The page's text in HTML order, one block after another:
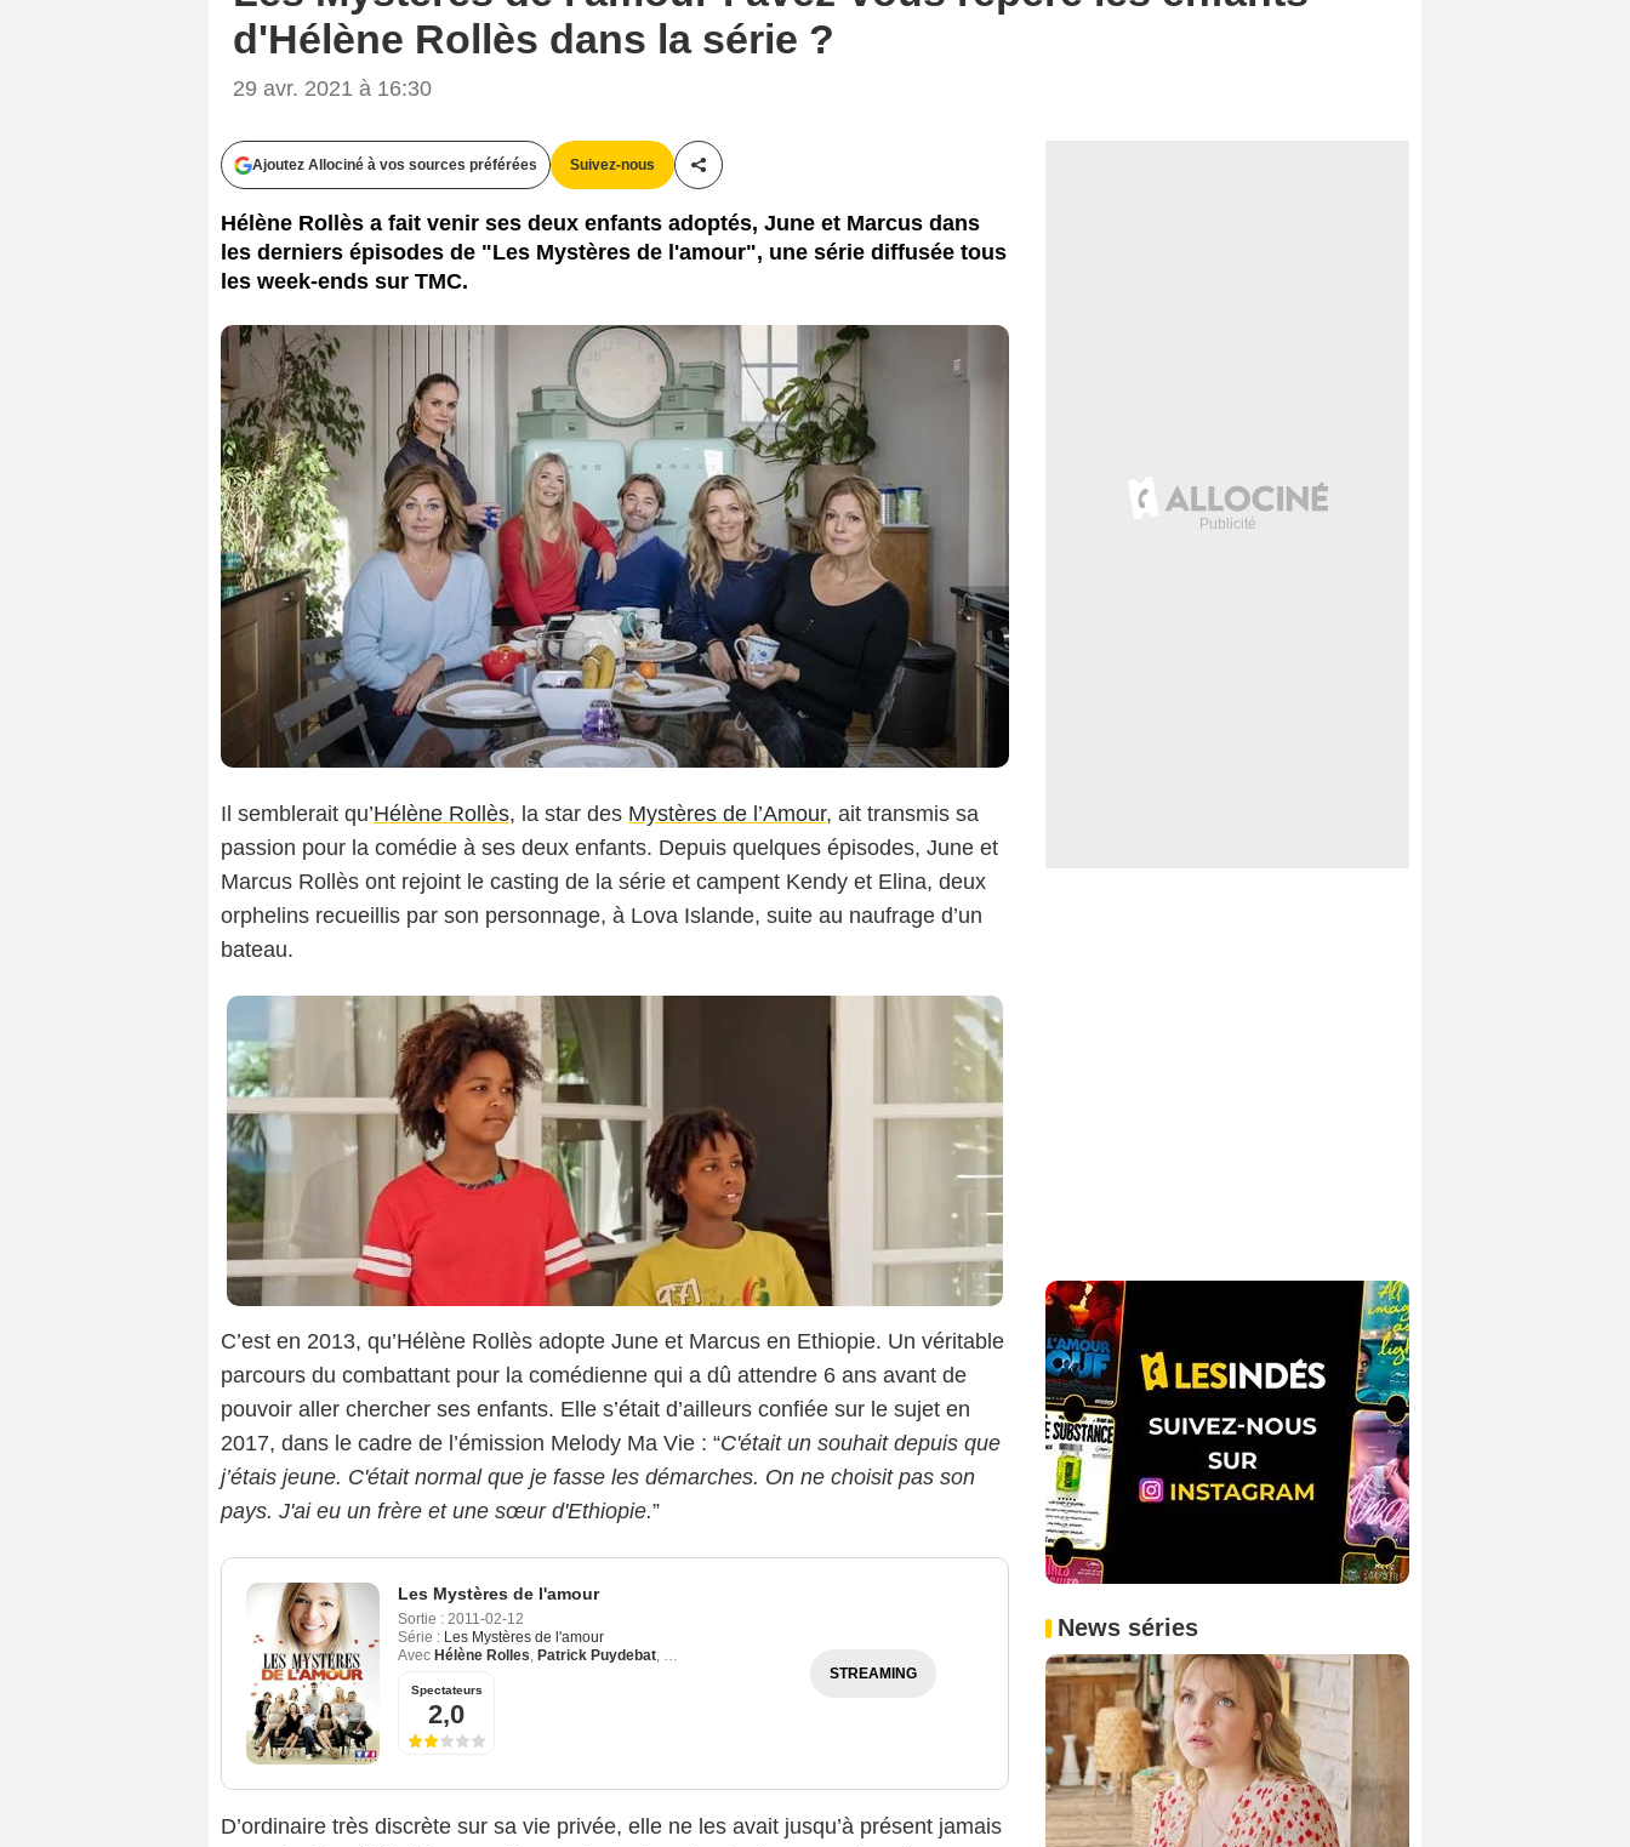
d'Hélène Rollès dans la série ?
29 avr. 2021 à 16:30
Ajoutez Allociné à vos sources préférées Suivez-nous
Partager cet article
Hélène Rollès a fait venir ses deux enfants adoptés, June et Marcus dans
les derniers épisodes de "Les Mystères de l'amour", une série diffusée tous
les week-ends sur TMC.
Il semblerait qu’Hélène Rollès, la star des Mystères de l’Amour, ait transmis sa
passion pour la comédie à ses deux enfants. Depuis quelques épisodes, June et
Marcus Rollès ont rejoint le casting de la série et campent Kendy et Elina, deux
orphelins recueillis par son personnage, à Lova Islande, suite au naufrage d’un
bateau.
Capture d'écran
C’est en 2013, qu’Hélène Rollès adopte June et Marcus en Ethiopie. Un véritable
parcours du combattant pour la comédienne qui a dû attendre 6 ans avant de
pouvoir aller chercher ses enfants. Elle s’était d’ailleurs confiée sur le sujet en
2017, dans le cadre de l’émission Melody Ma Vie : “C'était un souhait depuis que
j’étais jeune. C'était normal que je fasse les démarches. On ne choisit pas son
pays. J'ai eu un frère et une sœur d'Ethiopie.”
Les Mystères de l'amour
Sortie : 2011-02-12
Série : Les Mystères de l'amour
Avec Hélène Rolles, Patrick Puydebat, Elsa Esnoult
Spectateurs
2,0
STREAMING
D’ordinaire très discrète sur sa vie privée, elle ne les avait jusqu’à présent jamais
News séries